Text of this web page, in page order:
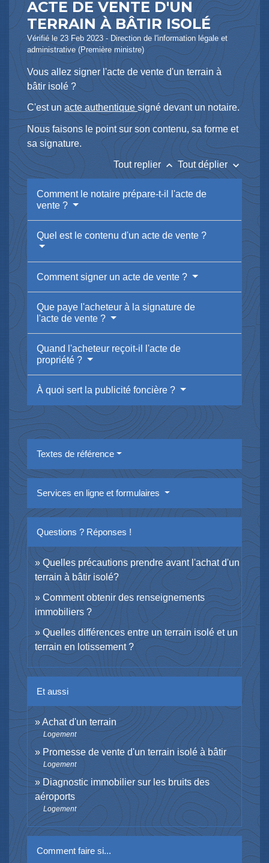
ACTE DE VENTE D'UN
TERRAIN À BÂTIR ISOLÉ
Vérifié le 23 Feb 2023 - Direction de l'information légale et
administrative (Première ministre)
Vous allez signer l'acte de vente d'un terrain à
bâtir isolé ?
C'est unacte authentiquesigné devant un notaire.
Nous faisons le point sur son contenu, sa forme et
sa signature.
Tout replier keyboard_arrow_up Tout déplierkeyboard_arrow_down
Comment le notaire prépare-t-il l'acte de
vente ?
Quel est le contenu d'un acte de vente ?
Comment signer un acte de vente ?
Que paye l'acheteur à la signature de
l'acte de vente ?
Quand l'acheteur reçoit-il l'acte de
propriété ?
À quoi sert la publicité foncière ?
Textes de référence
Services en ligne et formulaires
Questions ? Réponses !
Quelles précautions prendre avant l'achat d'un
terrain à bâtir isolé?
Comment obtenir des renseignements
immobiliers ?
Quelles différences entre un terrain isolé et un
terrain en lotissement ?
Et aussi
Achat d'un terrain
Logement
Promesse de vente d'un terrain isolé à bâtir
Logement
Diagnostic immobilier sur les bruits des
aéroports
Logement
Comment faire si...